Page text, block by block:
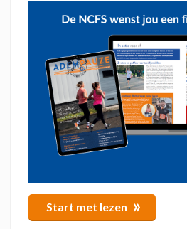
Start met lezen »